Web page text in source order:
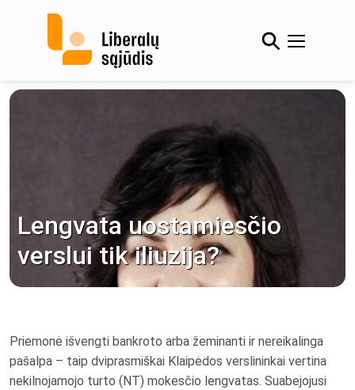
Lengvata uostamiesčio
verslui tik iliuzija?
Priemonė išvengti bankroto arba žeminanti ir nereikalinga
pašalpa – taip dviprasmiškai Klaipėdos verslininkai vertina
nekilnojamojo turto (NT) mokesčio lengvatas. Suabejojusi